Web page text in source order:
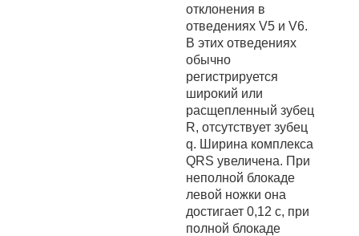
отклонения в
отведениях V5 и V6.
В этих отведениях
обычно
регистрируется
широкий или
расщепленный зубец
R, отсутствует зубец
q. Ширина комплекса
QRS увеличена. При
неполной блокаде
левой ножки она
достигает 0,12 с, при
полной блокаде